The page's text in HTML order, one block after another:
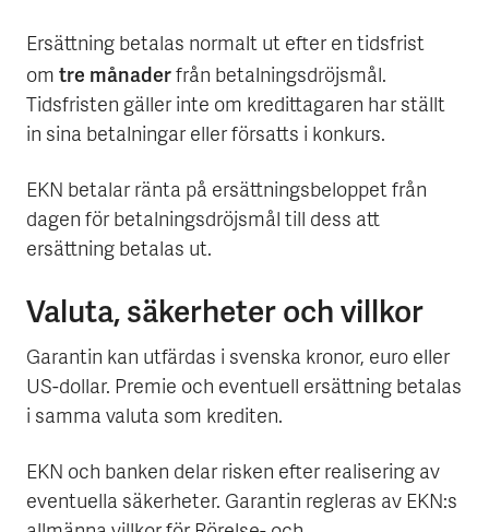
Ersättning betalas normalt ut efter en tidsfrist
om tre månaderfrån betalningsdröjsmål.
Tidsfristen gäller inte om kredittagaren har ställt
in sina betalningar eller försatts i konkurs.
EKN betalar ränta på ersättningsbeloppet från
dagen för betalningsdröjsmål till dess att
ersättning betalas ut.
Valuta, säkerheter och villkor
Garantin kan utfärdas i svenska kronor, euro eller
US-dollar. Premie och eventuell ersättning betalas
i samma valuta som krediten.
EKN och banken delar risken efter realisering av
eventuella säkerheter. Garantin regleras av EKN:s